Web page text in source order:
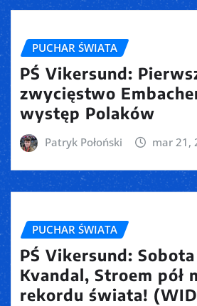
PUCHAR ŚWIATA
PŚ Vikersund:
zwycięstwo
występ Polaków
Patryk Połoński mar 21,
PUCHAR ŚWIATA
PŚ Vikersund:
Kvandal, Stroem pół
rekordu świata!